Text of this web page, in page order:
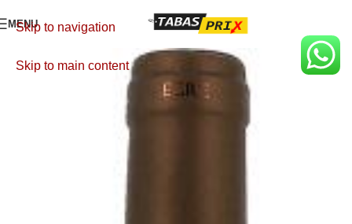
Skip to navigation
Skip to main content
MENU